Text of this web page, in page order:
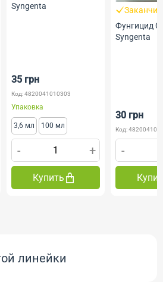
Syngenta
35 грн
Код: 4820041010303
Упаковка
3,6 мл 100 мл
- +
Купить
Фунгицид
Syngenta
30 грн
Код:
-
линейки